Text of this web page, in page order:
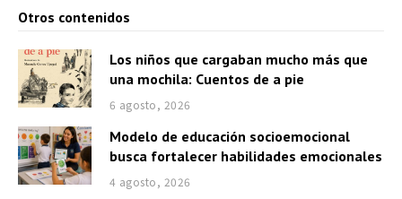
Otros contenidos
Los niños que cargaban mucho más que
una mochila: Cuentos de a pie
6 agosto, 2026
Modelo de educación socioemocional
busca fortalecer habilidades emocionales
4 agosto, 2026